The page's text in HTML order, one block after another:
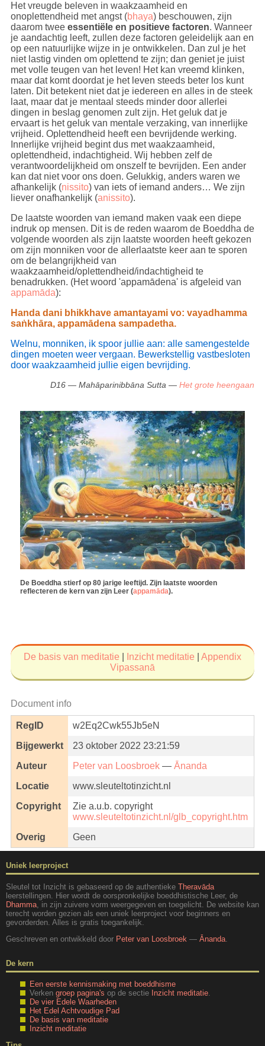
Het vreugde beleven in waakzaamheid en
onoplettendheid met angst (bhaya) beschouwen, zijn
daarom twee essentiële en positieve factoren. Wanneer
je aandachtig leeft, zullen deze factoren geleidelijk aan en
op een natuurlijke wijze in je ontwikkelen. Dan zul je het
niet lastig vinden om oplettend te zijn; dan geniet je juist
met volle teugen van het leven! Het kan vreemd klinken,
maar dat komt doordat je het leven steeds beter los kunt
laten. Dit betekent niet dat je iedereen en alles in de steek
laat, maar dat je mentaal steeds minder door allerlei
dingen in beslag genomen zult zijn. Het geluk dat je
ervaart is het geluk van mentale verzaking, van innerlijke
vrijheid. Oplettendheid heeft een bevrijdende werking.
Innerlijke vrijheid begint dus met waakzaamheid,
oplettendheid, indachtigheid. Wij hebben zelf de
verantwoordelijkheid om onszelf te bevrijden. Een ander
kan dat niet voor ons doen. Gelukkig, anders waren we
afhankelijk (nissito) van iets of iemand anders… We zijn
liever onafhankelijk (anissito).
De laatste woorden van iemand maken vaak een diepe
indruk op mensen. Dit is de reden waarom de Boeddha de
volgende woorden als zijn laatste woorden heeft gekozen
om zijn monniken voor de allerlaatste keer aan te sporen
om de belangrijkheid van
waakzaamheid/oplettendheid/indachtigheid te
benadrukken. (Het woord 'appamādena' is afgeleid van
appamāda):
Handa dani bhikkhave amantayami vo: vayadhamma
saṅkhāra, appamādena sampadetha.
Welnu, monniken, ik spoor jullie aan: alle samengestelde
dingen moeten weer vergaan. Bewerkstellig vastbesloten
door waakzaamheid jullie eigen bevrijding.
D16 — Mahāparinibbāna Sutta —Het grote heengaan
De Boeddha stierf op 80 jarige leeftijd. Zijn laatste woorden
reflecteren de kern van zijn Leer (appamāda).
De basis van meditatie Inzicht meditatie
Appendix
Vipassanā
Document info
RegID
w2Eq2Cwk55Jb5eN
Bijgewerkt
23 oktober 2022 23:21:59
Auteur
Peter van Loosbroek— Ānanda
Locatie
www.sleuteltotinzicht.nl
Copyright
Zie a.u.b. copyright
www.sleuteltotinzicht.nl/glb_copyright.htm
Overig
Geen
Uniek leerproject
Sleutel tot Inzicht is gebaseerd op de authentieke Theravāda
leerstellingen. Hier wordt de oorspronkelijke boeddhistische Leer, de
Dhamma, in zijn zuivere vorm weergegeven en toegelicht. De website kan
terecht worden gezien als een uniek leerproject voor beginners en
gevorderden. Alles is gratis toegankelijk.
Geschreven en ontwikkeld door Peter van Loosbroek — Ānanda
De kern
Een eerste kennismaking met boeddhisme
Verken groep pagina's op de sectie Inzicht meditatie.
De vier Edele Waarheden
Het Edel Achtvoudige Pad
De basis van meditatie
Inzicht meditatie